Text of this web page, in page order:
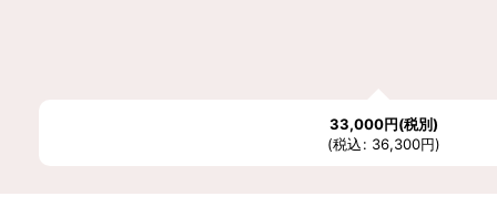
33,000円(税別)
(税込: 36,300円)